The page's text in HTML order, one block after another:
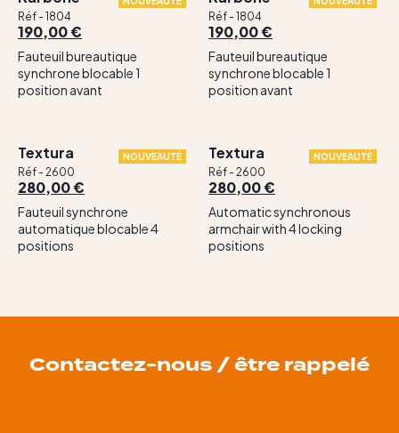
Réf - 1804
190,00 €
Fauteuil bureautique
synchrone blocable 1
position avant
Réf - 1804
190,00 €
Fauteuil bureautique
synchrone blocable 1
position avant
NOUVEAUTÉ
Textura
Réf - 2600
280,00 €
Fauteuil synchrone
automatique blocable 4
positions
NOUVEAUTÉ
Textura
Réf - 2600
280,00 €
Automatic synchronous
armchair with 4 locking
positions
Contactez-nous / être rappelé